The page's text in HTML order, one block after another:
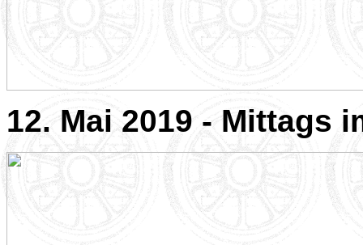
12. Mai 2019 - Mittags